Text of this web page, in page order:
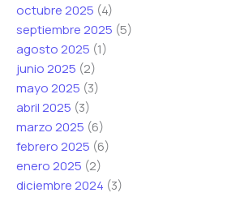
n
i
c
o
C
o
r
r
e
r
r
e
o
n
i
c
o
*
octubre 2025 (4)
septiembre 2025 (5)
agosto 2025 (1)
junio 2025 (2)
mayo 2025 (3)
abril 2025 (3)
marzo 2025 (6)
febrero 2025 (6)
enero 2025 (2)
diciembre 2024 (3)